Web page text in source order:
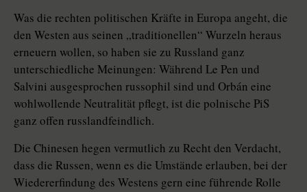
Was die rechten politischen Kräfte in Europa angeht, die
den Westen aus seinen „traditionellen“ Wurzeln heraus
erneuern wollen, so haben sie zu Russland ganz
unterschiedliche Meinungen: Während Le Pen und
Salvini ausgesprochen russophil sind und Orbán eine
wohlwollende Neutralität pflegt, ist die polnische PiS
ganz offen russlandfeindlich.
Die Chinesen hegen vermutlich zu Recht den Verdacht,
dass die Russen, wenn es die Umstände erlauben, bei der
Wiedererfindung des Westens gern eine führende Rolle